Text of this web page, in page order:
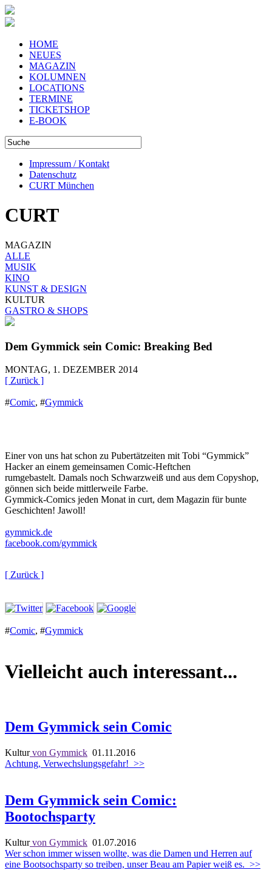
HOME
NEUES
MAGAZIN
KOLUMNEN
LOCATIONS
TERMINE
TICKETSHOP
E-BOOK
Impressum / Kontakt
Datenschutz
CURT München
CURT
MAGAZIN
ALLE
MUSIK
KINO
KUNST & DESIGN
KULTUR
GASTRO & SHOPS
Dem Gymmick sein Comic: Breaking Bed
MONTAG, 1. DEZEMBER 2014
[ Zurück ]
#Comic, #Gymmick
Einer von uns hat schon zu Pubertätzeiten mit Tobi “Gymmick”
Hacker an einem gemeinsamen Comic-Heftchen
rumgebastelt. Damals noch Schwarzweiß und aus dem Copyshop,
gönnen sich beide mittlerweile Farbe.
Gymmick-Comics jeden Monat in curt, dem Magazin für bunte
Geschichten! Jawoll!
gymmick.de
facebook.com/gymmick
[ Zurück ]
#Comic, #Gymmick
Vielleicht auch interessant...
Dem Gymmick sein Comic
Kulturvon Gymmick 01.11.2016
Achtung, Verwechslungsgefahr! >>
Dem Gymmick sein Comic:
Bootochsparty
Kulturvon Gymmick 01.07.2016
Wer schon immer wissen wollte, was die Damen und Herren auf
eine Bootsochsparty so treiben, unser Beau am Papier weiß es. >>